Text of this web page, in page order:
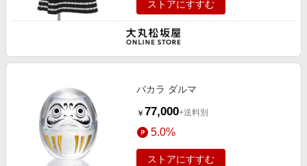
ストアにすすむ
バカラ ダルマ
￥ 77,000+送料別
5.0%
ストアにすすむ